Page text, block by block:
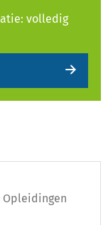
volledig
Opleidingen